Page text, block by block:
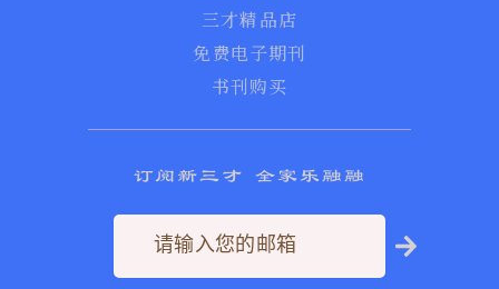
三才精品店
免费电子期刊
书刊购买
订阅新三才 全家乐融融